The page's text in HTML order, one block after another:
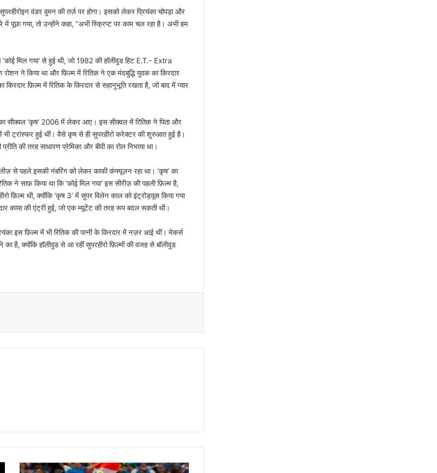
वंडर वुमन की तर्ज़ पर होगा। इसको लेकर प्रियंका चोपड़ा और
पूछा गया, तो उन्होंने कहा, ”अभी स्क्रिप्ट पर काम चल रहा है। अभी हम
मिल गया’ से हुई थी, जो 1982 की हॉलीवुड हिट E.T.- Extra
ने किया था और फ़िल्म में रितिक ने एक मंदबुद्धि युवक का किरदार
किरदार फ़िल्म में रितिक के किरदार से सहानुभूति रखता है, जो बाद में प्यार
सीक्वल ‘कृष’ 2006 में लेकर आए। इस सीक्वल में रितिक ने पिता और
भी ट्रांस्फर हुई थीं। वैसे कृष से ही सुपरहीरो करेक्टर की शुरुआत हुई है।
की तरह साधारण प्रेमिका और बीवी का रोल निभाया था।
से पहले इसकी नंबरिंग को लेकर काफी कंफ्यूज़न रहा था। ‘कृष’ का
ने साफ़ किया था कि ‘कोई मिल गया’ इस सीरीज़ की पहली फ़िल्म है,
फ़िल्म थी, क्योंकि ‘कृष 3’ में सुपर विलेन काल को इंट्रोड्यूस किया गया
काया की एंट्री हुई, जो एक म्यूटेंट की तरह रूप बदल सकती थी।
इस फ़िल्म में भी रितिक की पत्नी के किरदार में नज़र आई थीं। मेकर्स
क्योंकि हॉलीवुड से आ रहीं सुपरहीरो फ़िल्मों की वजह से बॉलीवुड
मो